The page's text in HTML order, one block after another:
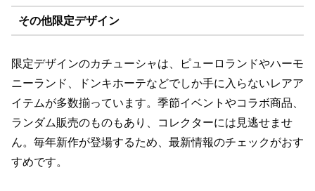
その他限定デザイン
限定デザインのカチューシャは、ピューロランドやハーモ
ニーランド、ドンキホーテなどでしか手に入らないレアア
イテムが多数揃っています。季節イベントやコラボ商品、
ランダム販売のものもあり、コレクターには見逃せませ
ん。毎年新作が登場するため、最新情報のチェックがおす
すめです。